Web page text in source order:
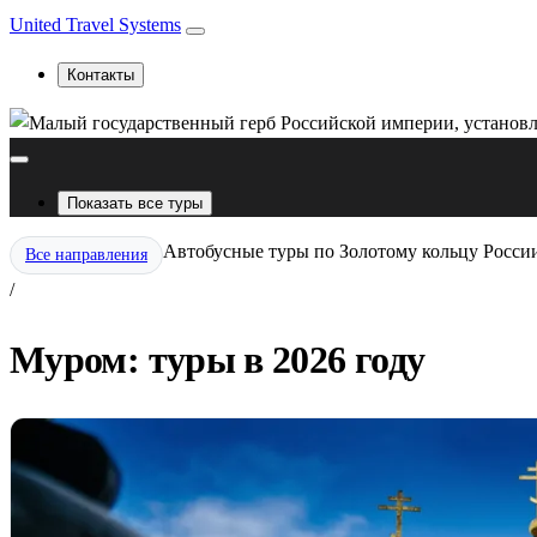
United Travel Systems
Контакты
Показать все туры
Все направления
/
Автобусные туры по Золотому кольцу
Муром: туры в 2026 году